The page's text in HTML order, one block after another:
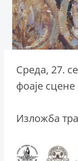
Среда, 27.
фоаје
Изложба